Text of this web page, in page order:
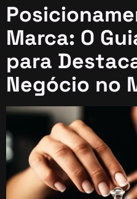
Marca: O
para
Negócio no